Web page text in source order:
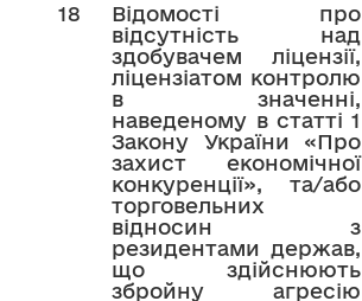
18
Відомості про
відсутність над
здобувачем ліцензії,
ліцензіатом контролю
в значенні,
наведеному в статті 1
Закону України «Про
захист економічної
конкуренції», та/або
торговельних
відносин з
резидентами держав,
що здійснюють
збройну агресію